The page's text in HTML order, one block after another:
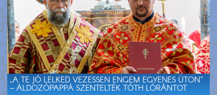
„A TE JÓ LELKED VEZESSEN ENGEM EGYENES ÚTON”
– ÁLDOZÓPAPPÁ SZENTELTÉK TÓTH LÓRÁNTOT